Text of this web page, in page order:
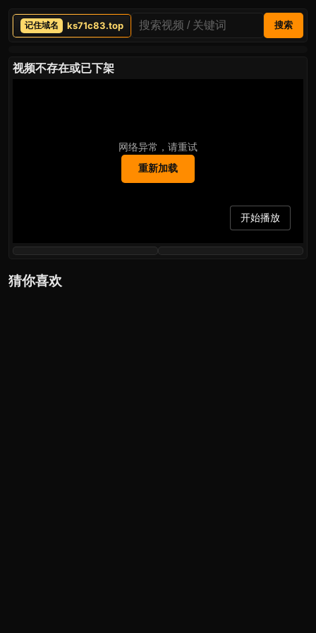
ks71c83.top 搜索
视频不存在或已下架
网络异常，请重试
重新加载
开始播放
猜你喜欢